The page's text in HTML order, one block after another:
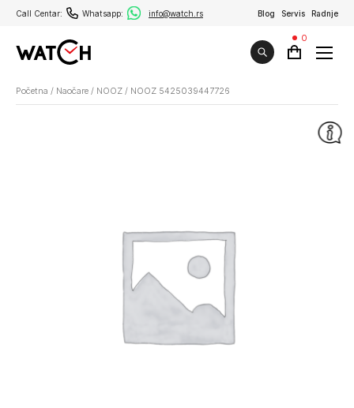
Call Centar: Whatsapp: info@watch.rs Blog Servis Radnje
0
Početna / Naočare / NOOZ / NOOZ 5425039447726